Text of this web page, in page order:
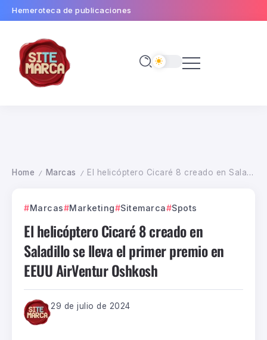
Hemeroteca de publicaciones
Home / Marcas / El helicóptero Cicaré 8 creado en Saladillo se lleva el primer premio en EEUU AirVentur Oshkosh
Marcas Marketing Sitemarca Spots
El helicóptero Cicaré 8 creado en
Saladillo se lleva el primer premio en
EEUU AirVentur Oshkosh
29 de julio de 2024